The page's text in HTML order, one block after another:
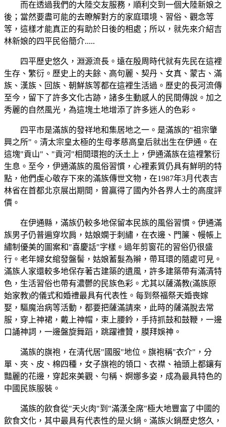
而在透過我們的大陸交友服務，順利交到一個大陸新娘之
後；當然要盡可能的去瞭解對方的家庭環境、習俗、觀念等
等，這樣才能真正的有助於日後的相處；所以，就先來介紹吉
林新娘的四平民俗簡介.....
四平歷史悠久，淵源流長。遠在殷周時代就有先民在這裡
生存、繁衍。歷史上的夫餘、高句麗、契丹、女真、蒙古、滿
族、漢族、回族、朝鮮族等都在這裡生活過。歷史的長河流傳
至今，留下了許多文化古跡，諸多生動感人的民間傳說。加之
秀麗的自然風光，為這塊土地增添了許多迷人的色彩。
四平市是滿族的發祥地和集居地之一。是滿族的"祖宗肇
興之所"。清太宗皇太極的生母孝慈高皇后就出生在伊通。在
這塊"貢山"、"貢河"相間環抱的沃土上，伊通滿族在這裡繁衍
生息。至今，伊通滿族的風俗習慣，心裡素質仍具有鮮明的特
點，他們虔心敬存下來的滿族傳世文物，在1987年3月代表吉
林省在首都北京展出期間，曾贏得了國內外各界人士的高度評
價。
在伊通縣，滿族仍較多地保留本民族的風俗習慣。伊通滿
族男子仍普遍穿坎肩，姑娘嫻于刺繡，在衣邊、門簾、幔帳上
繡制優美的圖案和"喜慶話"字樣。過年剪窗花的習俗仍很盛
行。老年婦女綰發盤髻，姑娘蓄髮為辮，帶耳環的隨處可見。
滿族人家還較多地保存著古建築的遺風，許多建築帶有滿清特
色，生活習俗也帶有濃鬱的民族色彩。尤其以薩滿教(滿族原
始家教)的儀式和婚禮最具有代表性。每到祭福祭天婚喪嫁
娶，驅魔治病等活動，都要把薩滿請來，此時的薩滿脫去常
服，穿上神裙，戴上神帽，束上腰鈴，手持抓鼓和鼓鞭，一邊
口誦神詞，一邊盤旋舞蹈，跳躍禮贊，膜拜娛神。
滿族的旗袍，在清代居"國服"地位。旗袍稱"衣介"，分
單、夾、皮、棉四種，女子旗袍的領口、衣襟、袖頭上都鑲有
豔麗的花邊，穿起來美觀、勻稱、婀娜多姿，成為最具特色的
中國民族服裝。
滿族的飲食從"天火肉"到"滿漢全席"極大地豐富了中國的
飲食文化，其中最具有代表性的是火鍋。滿族火鍋歷史悠久，